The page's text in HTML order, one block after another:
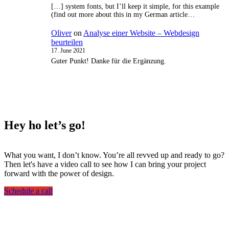
[…] system fonts, but I’ll keep it simple, for this example
(find out more about this in my German article…
Oliveron Analyse einer Website – Webdesign
beurteilen
17. June 2021
Guter Punkt! Danke für die Ergänzung.
Hey ho let’s go!
What you want, I don’t know. You’re all revved up and ready to go?
Then let's have a video call to see how I can bring your project
forward with the power of design.
Schedule a call